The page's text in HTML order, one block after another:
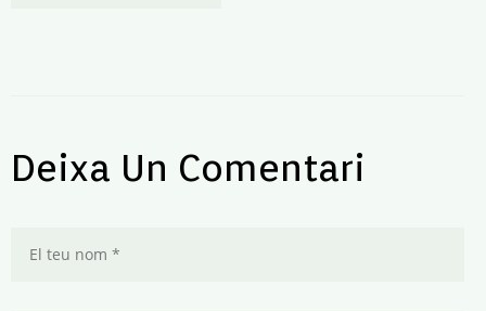
Deixa Un Comentari